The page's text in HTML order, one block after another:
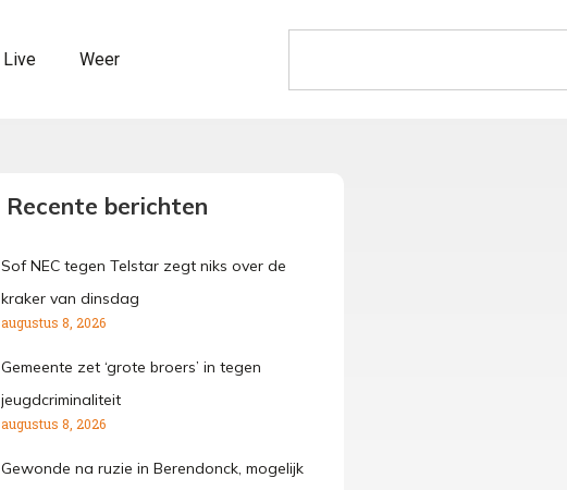
Live Weer
Recente berichten
Sof NEC tegen Telstar zegt niks over de
kraker van dinsdag
augustus 8, 2026
Gemeente zet ‘grote broers’ in tegen
jeugdcriminaliteit
augustus 8, 2026
Gewonde na ruzie in Berendonck, mogelijk